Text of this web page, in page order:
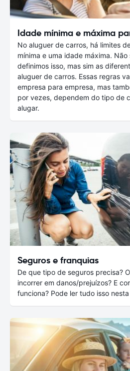
Idade mínima e máxima
No aluguer de carros, há limites
mínima e uma idade máxima. Não
definimos isso, mas sim as
aluguer de carros. Essas regras
empresa para empresa, mas
por vezes, dependem do tipo de
alugar.
Seguros e franquias
De que tipo de seguros precisa?
incorrer em danos/prejuízos? E
funciona? Pode ler tudo isso